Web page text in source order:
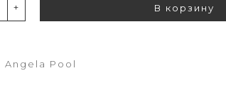
+ В корзину
Angela Pool